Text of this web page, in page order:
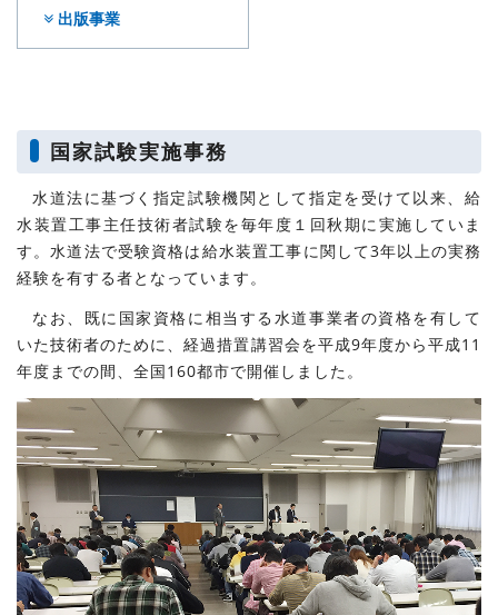
出版事業
国家試験実施事務
水道法に基づく指定試験機関として指定を受けて以来、給
水装置工事主任技術者試験を毎年度１回秋期に実施していま
す。水道法で受験資格は給水装置工事に関して3年以上の実務
経験を有する者となっています。
なお、既に国家資格に相当する水道事業者の資格を有して
いた技術者のために、経過措置講習会を平成9年度から平成11
年度までの間、全国160都市で開催しました。